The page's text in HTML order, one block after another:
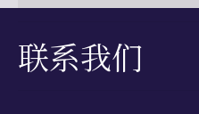
关于我们
联系我们